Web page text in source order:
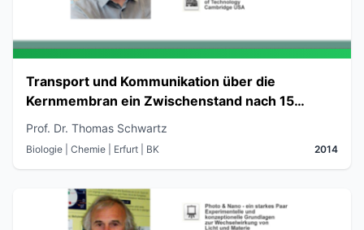
Transport und Kommunikation über die
Kernmembran ein Zwischenstand nach 15
Jahren Forschung
Prof. Dr. Thomas Schwartz
Biologie | Chemie | Erfurt | BK 2014